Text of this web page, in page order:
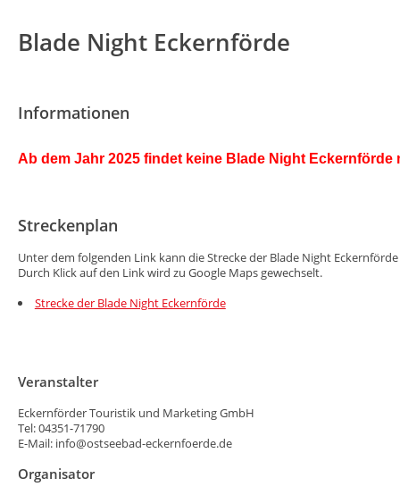
Blade Night Eckernförde
Informationen
Ab dem Jahr 2025 findet keine Blade Night Eckernförde
Streckenplan
Unter dem folgenden Link kann die Strecke der Blade Night
Durch Klick auf den Link wird zu Google Maps gewechselt.
Strecke der Blade Night Eckernförde
Veranstalter
Eckernförder Touristik und Marketing GmbH
Tel: 04351-71790
E-Mail: info@ostseebad-eckernfoerde.de
Organisator